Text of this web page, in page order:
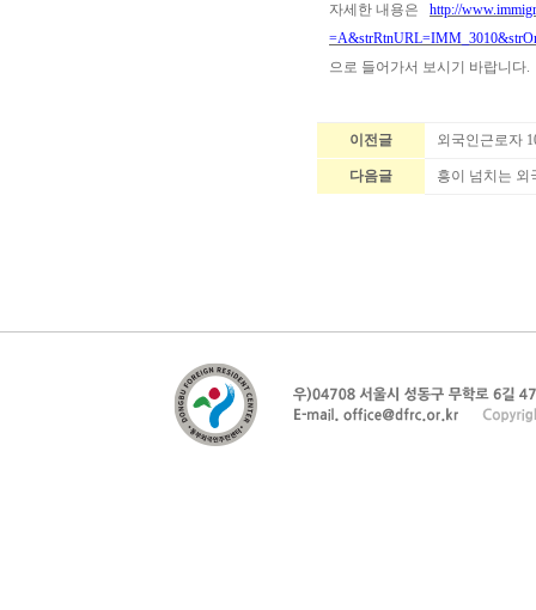
자세한 내용은 http://
으로 들어가서 보시기 바랍니다.
이전글 외국인근로자
다음글 흥이 넘치는 외